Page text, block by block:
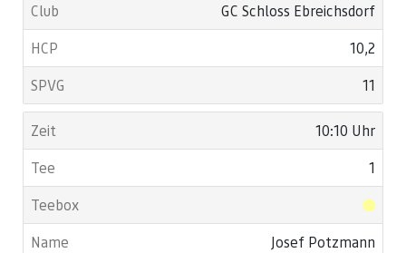
GC Schloss Ebreichsdorf
10,2
11
10:10 Uhr
1
Josef Potzmann